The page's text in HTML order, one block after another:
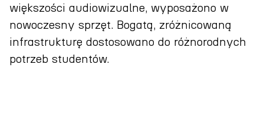
większości audiowizualne, wyposażono w
nowoczesny sprzęt. Bogatą, zróżnicowaną
infrastrukturę dostosowano do różnorodnych
potrzeb studentów.